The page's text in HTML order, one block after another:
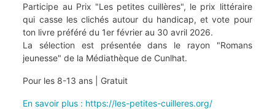
Participe au Prix "Les petites cuillères", le prix littéraire
qui casse les clichés autour du handicap, et vote pour
ton livre préféré du 1er février au 30 avril 2026.
La sélection est présentée dans le rayon "Romans
jeunesse" de la Médiathèque de Cunlhat.
Pour les 8-13 ans | Gratuit
En savoir plus : https://les-petites-cuilleres.org/